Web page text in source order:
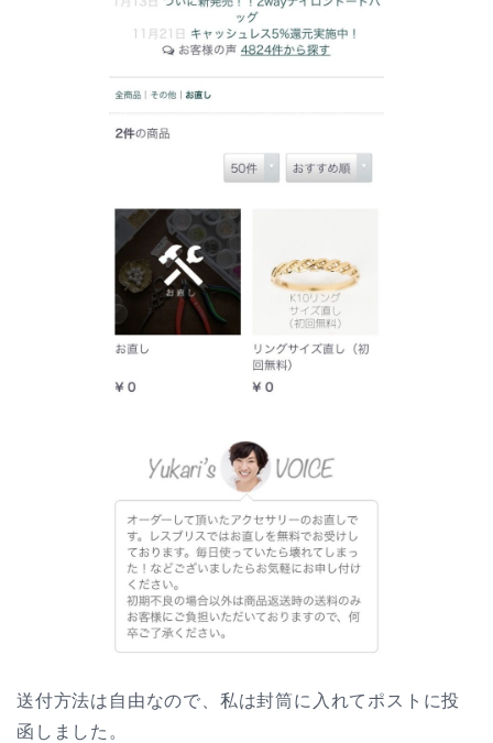
送付方法は自由なので、私は封筒に入れてポストに投
函しました。